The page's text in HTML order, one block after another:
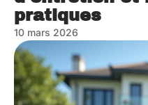
pratiques
10 mars 2026